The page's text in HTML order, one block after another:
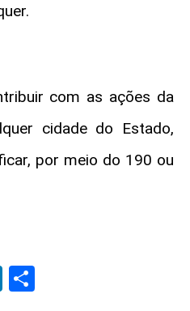
com as ações da
cidade do Estado,
por meio do 190 ou
LinkedIn